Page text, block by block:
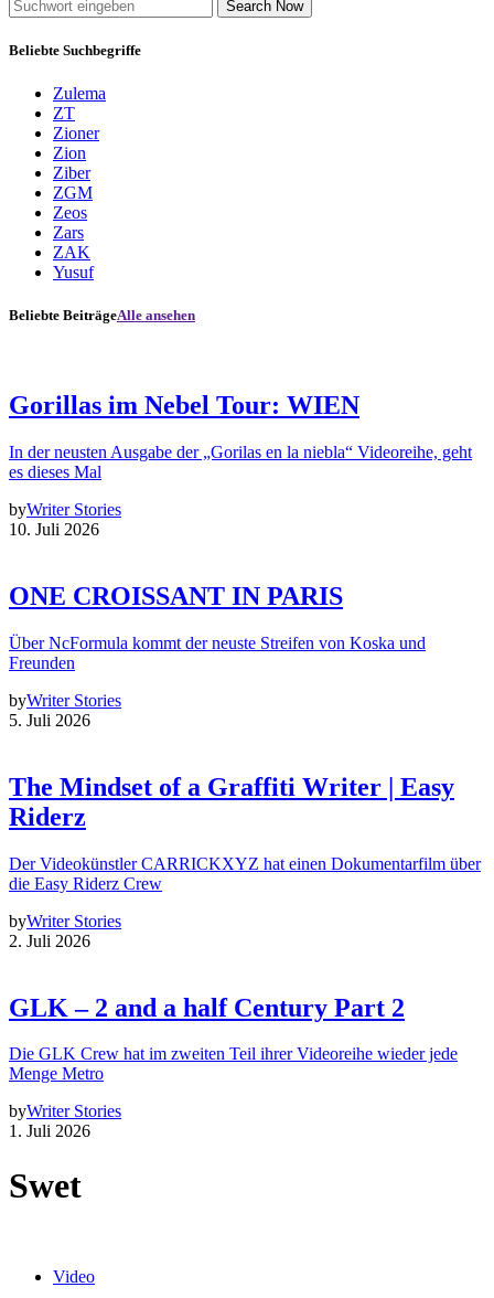
Search Now
Beliebte Suchbegriffe
Zulema
ZT
Zioner
Zion
Ziber
ZGM
Zeos
Zars
ZAK
Yusuf
Beliebte BeiträgeAlle ansehen
Gorillas im Nebel Tour: WIEN
In der neusten Ausgabe der „Gorilas en la niebla“ Videoreihe, geht
es dieses Mal
byWriter Stories
10. Juli 2026
ONE CROISSANT IN PARIS
Über NcFormula kommt der neuste Streifen von Koska und
Freunden
byWriter Stories
5. Juli 2026
The Mindset of a Graffiti Writer | Easy
Riderz
Der Videokünstler CARRICKXYZ hat einen Dokumentarfilm über
die Easy Riderz Crew
byWriter Stories
2. Juli 2026
GLK – 2 and a half Century Part 2
Die GLK Crew hat im zweiten Teil ihrer Videoreihe wieder jede
Menge Metro
byWriter Stories
1. Juli 2026
Swet
Video